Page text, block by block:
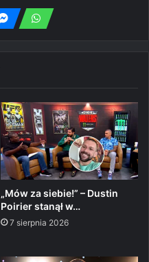
„Mów za siebie!” – Dustin
Poirier stanął w…
7 sierpnia 2026